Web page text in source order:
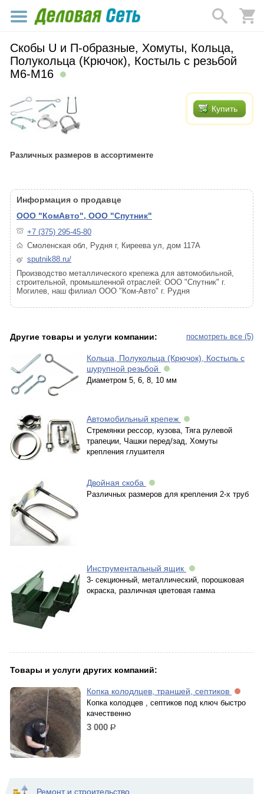
Скобы U и П-образные, Хомуты, Кольца,
Полукольца (Крючок), Костыль с резьбой
М6-М16
Купить
Различных размеров в ассортименте
Информация о продавце
ООО "КомАвто", ООО "Спутник"
+7 (375) 295-45-80
Смоленская обл, Рудня г, Киреева ул, дом 117А
sputnik88.ru/
Производство металлического крепежа для автомобильной,
строительной, промышленной отраслей: ООО "Спутник" г.
Могилев, наш филиал ООО "Ком-Авто" г. Рудня
посмотреть все (5)
Другие товары и услуги компании:
Кольца, Полукольца (Крючок), Костыль с
шурупной резьбой
Диаметром 5, 6, 8, 10 мм
Автомобильный крепеж
Стремянки рессор, кузова, Тяга рулевой
трапеции, Чашки перед/зад, Хомуты
крепления глушителя
Двойная скоба
Различных размеров для крепления 2-х труб
Инструментальный ящик
3- секционный, металлический, порошковая
окраска, различная цветовая гамма
Товары и услуги других компаний:
Копка колодлцев, траншей, септиков
Копка колодцев , септиков под ключ быстро
качественно
3 000 р.
Ремонт и строительство